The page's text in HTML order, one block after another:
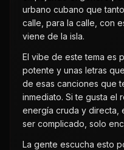
urbano cubano que
calle, para la calle, con
viene de la isla.
El vibe de este tema es
potente y unas letras
de esas canciones que
inmediato. Si te gusta el
energía cruda y directa,
ser complicado, solo
La gente escucha esto